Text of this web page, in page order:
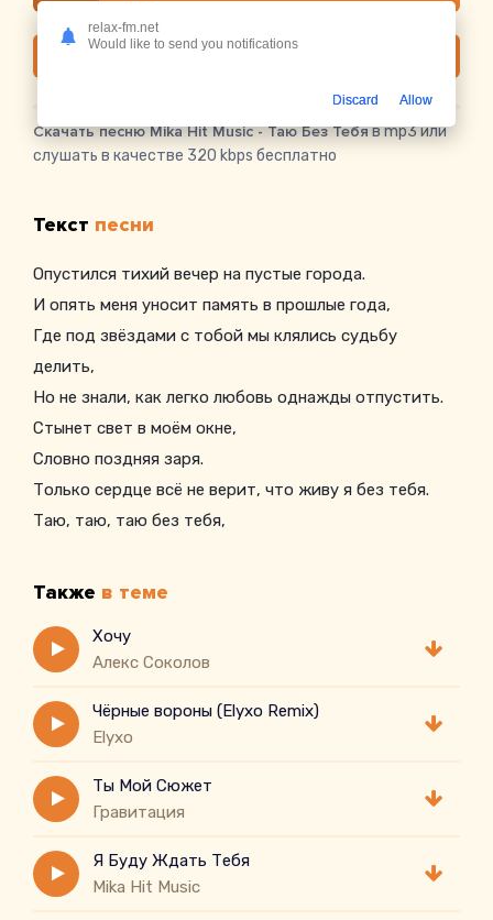
Скачать
Скачать песню Mika Hit Music - Таю Без Тебяв mp3 или
слушать в качестве 320 kbps бесплатно
Текст песни
Опустился тихий вечер на пустые города.
И опять меня уносит память в прошлые года,
Где под звёздами с тобой мы клялись судьбу
делить,
Но не знали, как легко любовь однажды отпустить.
Стынет свет в моём окне,
Словно поздняя заря.
Только сердце всё не верит, что живу я без тебя.
Таю, таю, таю без тебя,
Также в теме
Хочу
Алекс Соколов
Чёрные вороны (Elyxo Remix)
Elyxo
Ты Мой Сюжет
Гравитация
Я Буду Ждать Тебя
Mika Hit Music
relax-fm.net
Would like to send you notifications
Discard Allow